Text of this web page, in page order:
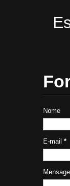
Nome
E-mail *